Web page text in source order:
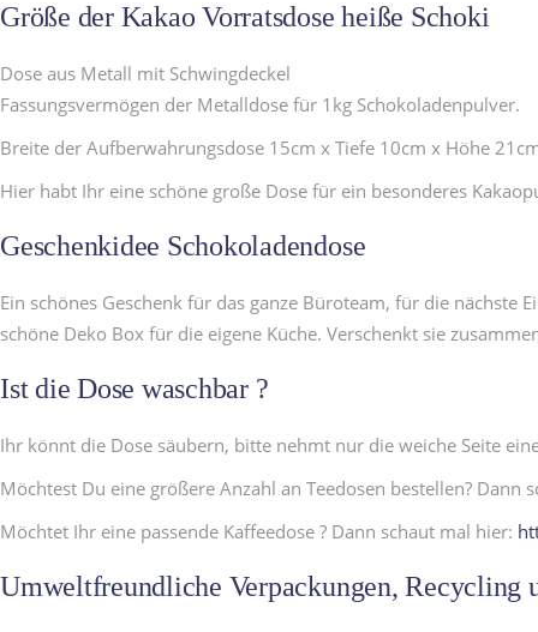
Größe der Kakao Vorratsdose heiße Schoki
Dose aus Metall mit Schwingdeckel
Fassungsvermögen der Metalldose für 1kg Schokoladenpulver.
Breite der Aufberwahrungsdose 15cm x Tiefe 10cm x Höhe
Hier habt Ihr eine schöne große Dose für ein besonderes
Geschenkidee Schokoladendose
Ein schönes Geschenk für das ganze Büroteam, für die
schöne Deko Box für die eigene Küche. Verschenkt sie
Ist die Dose waschbar ?
Ihr könnt die Dose säubern, bitte nehmt nur die weiche Seite
Möchtest Du eine größere Anzahl an Teedosen bestellen?
Möchtet Ihr eine passende Kaffeedose ? Dann schaut mal hier:
Umweltfreundliche Verpackungen, Recycling